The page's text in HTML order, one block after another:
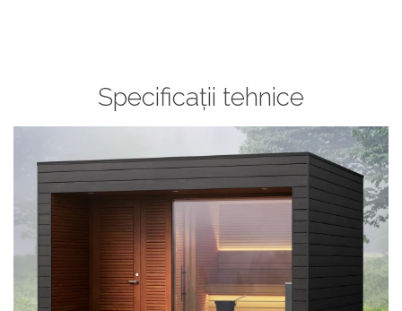
Specificații tehnice